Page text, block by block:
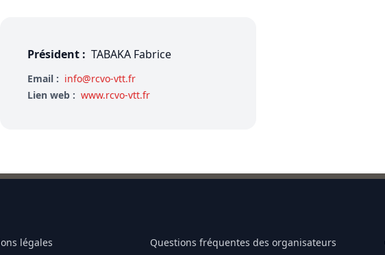
Président : TABAKA Fabrice
Email : info@rcvo-vtt.fr
Lien web : www.rcvo-vtt.fr
légales Questions fréquentes des organisateurs